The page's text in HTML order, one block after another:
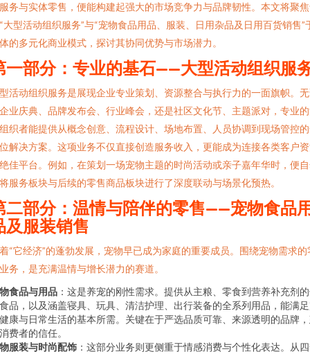
务与实体零售，便能构建起强大的市场竞争力与品牌韧性。本文将聚
大型活动组织服务”与“宠物食品用品、服装、日用杂品及日用百货销售”
的多元化商业模式，探讨其协同优势与市场潜力。
一部分：专业的基石——大型活动组织服
活动组织服务是展现企业专业策划、资源整合与执行力的一面旗帜。
业庆典、品牌发布会、行业峰会，还是社区文化节、主题派对，专业
织者能提供从概念创意、流程设计、场地布置、人员协调到现场管控
解决方案。这项业务不仅直接创造服务收入，更能成为连接各类客户
佳平台。例如，在策划一场宠物主题的时尚活动或亲子嘉年华时，便
服务板块与后续的零售商品板块进行了深度联动与场景化预热。
二部分：温情与陪伴的零售——宠物食品
及服装销售
“它经济”的蓬勃发展，宠物早已成为家庭的重要成员。围绕宠物需求的
务，是充满温情与增长潜力的赛道。
食品与用品 ：这是养宠的刚性需求。提供从主粮、零食到营养补充剂
品，以及涵盖寝具、玩具、清洁护理、出行装备的全系列用品，能满
康与日常生活的基本所需。关键在于严选品质可靠、来源透明的品牌
费者的信任。
服装与时尚配饰 ：这部分业务则更侧重于情感消费与个性化表达。从